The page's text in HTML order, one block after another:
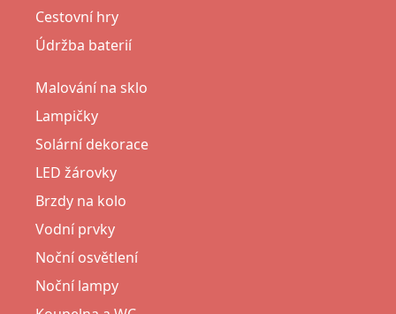
Cestovní hry
Údržba baterií
Malování na sklo
Lampičky
Solární dekorace
LED žárovky
Brzdy na kolo
Vodní prvky
Noční osvětlení
Noční lampy